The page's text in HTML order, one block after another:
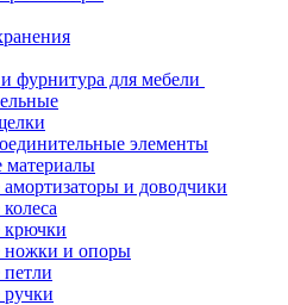
фурнитура для мебели
элементы
и доводчики
ножки и опоры